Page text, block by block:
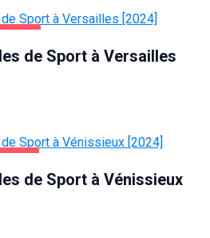
de Sport à Versailles
de Sport à Vénissieux